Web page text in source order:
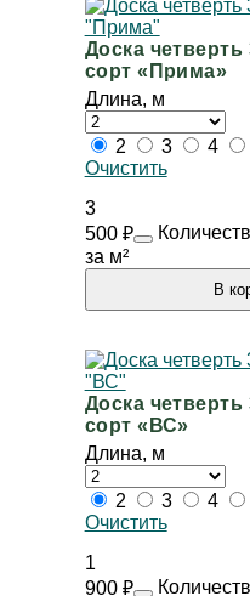
Доска
сорт «Прима»
Длина, м
2 3 4
Очистить
3
500 ₽
за м²
В
Доска
сорт «ВС»
Длина, м
2 3 4
Очистить
1
900 ₽